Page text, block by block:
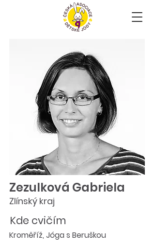
Zezulková Gabriela
Kroměříž, Jóga s Beruškou
Zlínský kraj
Kde cvičím